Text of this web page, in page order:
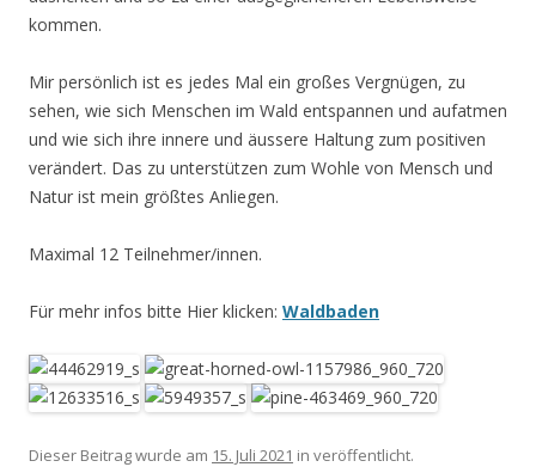
kommen.
Mir persönlich ist es jedes Mal ein großes Vergnügen, zu
sehen, wie sich Menschen im Wald entspannen und aufatmen
und wie sich ihre innere und äussere Haltung zum positiven
verändert. Das zu unterstützen zum Wohle von Mensch und
Natur ist mein größtes Anliegen.
Maximal 12 Teilnehmer/innen.
Für mehr infos bitte Hier klicken: Waldbaden
Dieser Beitrag wurde am 15. Juli 2021 in veröffentlicht.